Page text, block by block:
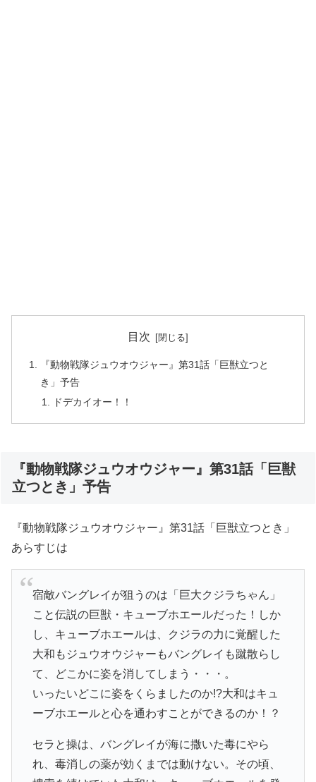
目次
『動物戦隊ジュウオウジャー』第31話「巨獣立つと
き」予告
ドデカイオー！！
『動物戦隊ジュウオウジャー』第31話「巨獣
立つとき」予告
『動物戦隊ジュウオウジャー』第31話「巨獣立つとき」
あらすじは
宿敵バングレイが狙うのは「巨大クジラちゃん」
こと伝説の巨獣・キューブホエールだった！しか
し、キューブホエールは、クジラの力に覚醒した
大和もジュウオウジャーもバングレイも蹴散らし
て、どこかに姿を消してしまう・・・。
いったいどこに姿をくらましたのか!?大和はキュ
ーブホエールと心を通わすことができるのか！？
セラと操は、バングレイが海に撒いた毒にやら
れ、毒消しの薬が効くまでは動けない。その頃、